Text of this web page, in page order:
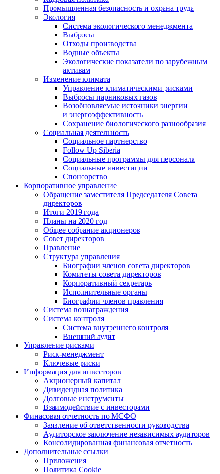
Промышленная безопасность и охрана труда
Экология
Система экологического менеджмента
Выбросы
Отходы производства
Водные объекты
Экологические показатели по зарубежным
активам
Изменение климата
Управление климатическими рисками
Выбросы парниковых газов
Возобновляемые источники энергии
и энергоэффективность
Сохранение биологического разнообразия
Социальная деятельность
Социальное партнерство
Follow Up Siberia
Социальные программы для персонала
Социальные инвестиции
Спонсорство
Корпоративное управление
Обращение заместителя Председателя Совета
директоров
Итоги 2019 года
Планы на 2020 год
Общее собрание акционеров
Совет директоров
Правление
Структура управления
Биографии членов совета директоров
Комитеты совета директоров
Корпоративный секретарь
Исполнительные органы
Биографии членов правления
Система вознаграждения
Система контроля
Система внутреннего контроля
Внешний аудит
Управление рисками
Риск-менеджмент
Ключевые риски
Информация для инвесторов
Акционерный капитал
Дивидендная политика
Долговые инструменты
Взаимодействие с инвеcторами
Финасовая отчетность по МСФО
Заявление об ответственности руководства
Аудиторское заключение независимых аудиторов
Консолидированная финансовая отчетность
Дополнительные ссылки
Приложения
Политика Cookie